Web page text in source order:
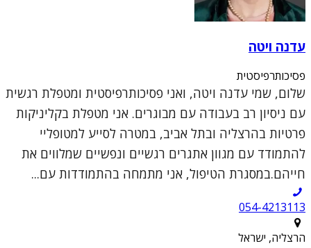
עדנה ויטה
פסיכותרפיסטית
שלום, שמי עדנה ויטה, ואני פסיכותרפיסטית ומטפלת רגשית
עם ניסיון רב בעבודה עם מבוגרים. אני מטפלת בקליניקות
פרטיות בהרצליה ובתל אביב, במטרה לסייע למטופליי
להתמודד עם מגוון אתגרים רגשיים ונפשיים שמלווים את
חייהם.במסגרת הטיפול, אני מתמחה בהתמודדות עם...
054-4213113
הרצליה, ישראל